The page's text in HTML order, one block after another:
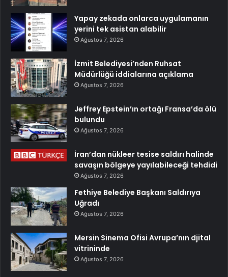
Yapay zekada onlarca uygulamanın
yerini tek asistan alabilir
Ağustos 7, 2026
İzmit Belediyesi’nden Ruhsat
Müdürlüğü iddialarına açıklama
Ağustos 7, 2026
Jeffrey Epstein’ın ortağı Fransa’da ölü
bulundu
Ağustos 7, 2026
İran’dan nükleer tesise saldırı halinde
savaşın bölgeye yayılabileceği tehdidi
Ağustos 7, 2026
Fethiye Belediye Başkanı Saldırıya
Uğradı
Ağustos 7, 2026
Mersin Sinema Ofisi Avrupa’nın djital
vitrininde
Ağustos 7, 2026